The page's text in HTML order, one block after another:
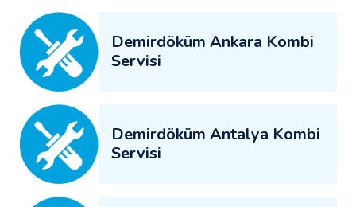
Demirdöküm Ankara Kombi
Servisi
Demirdöküm Antalya Kombi
Servisi